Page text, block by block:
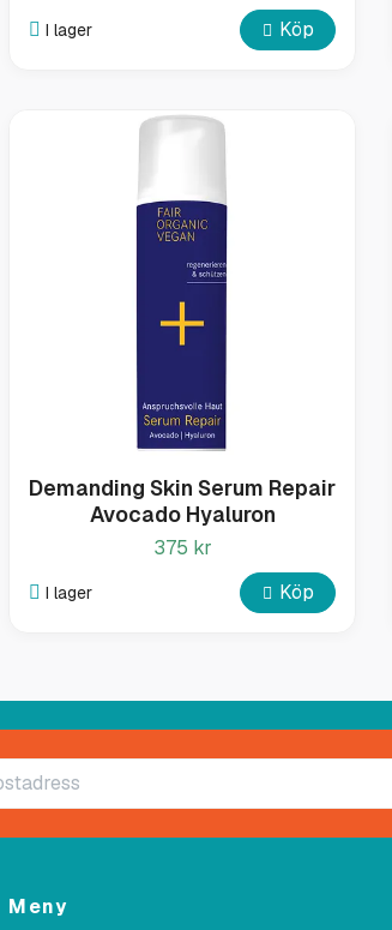
I lager Köp
Demanding Skin Serum Repair
Avocado Hyaluron
375 kr
I lager Köp
Meny